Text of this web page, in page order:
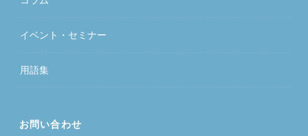
イベント・セミナー
用語集
お問い合わせ